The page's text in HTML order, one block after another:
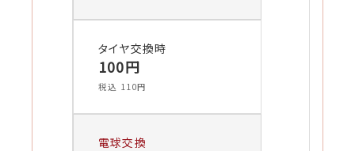
タイヤ交換時
100円
税込 110円
電球交換